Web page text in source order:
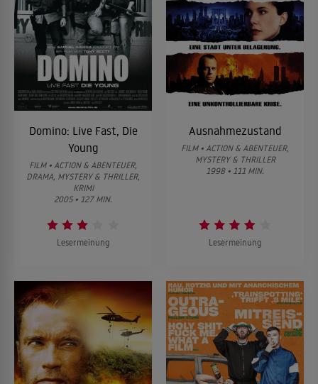
Domino: Live Fast, Die
Young
FILM • ACTION & ABENTEUER,
DRAMA, MYSTERY & THRILLER,
KRIMI
2005 • 127 MIN.
Lesermeinung
Ausnahmezustand
FILM • ACTION & ABENTEUER,
MYSTERY & THRILLER
1998 • 111 MIN.
Lesermeinung